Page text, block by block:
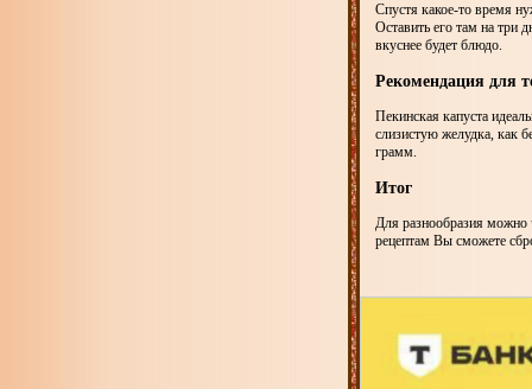
Спустя какое-то время
Оставить его там на три
вкуснее будет блюдо.
Рекомендация для
Пекинская капуста
слизистую желудка, как
грамм.
Итог
Для разнообразия можно
рецептам Вы сможете